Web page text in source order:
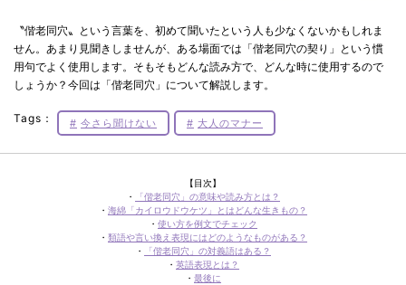
〝偕老同穴〟という言葉を、初めて聞いたという人も少なくないかもしれま
せん。あまり見聞きしませんが、ある場面では「偕老同穴の契り」という慣
用句でよく使用します。そもそもどんな読み方で、どんな時に使用するので
しょうか？今回は「偕老同穴」について解説します。
Tags： 今さら聞けない 大人のマナー
【目次】
・
「偕老同穴」の意味や読み⽅とは？
・ 海綿「カイロウドウケツ」とはどんな生きもの？
・ 使い⽅を例⽂でチェック
・ 類語や⾔い換え表現にはどのようなものがある？
・
「偕老同穴」の対義語はある？
・ 英語表現とは？
・ 最後に